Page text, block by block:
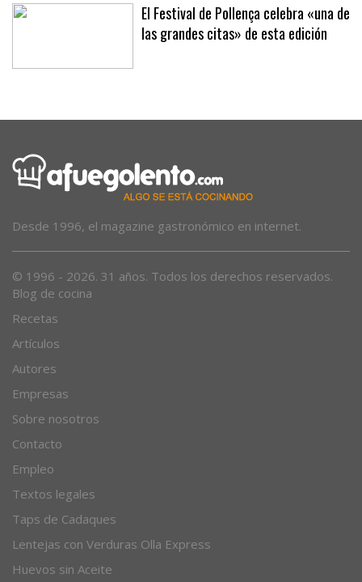
El Festival de Pollença celebra «una de
las grandes citas» de esta edición
Desde 1996, el magazine gastronómico en internet.
© 1996 - 2026. 31 años. Todos los derechos reservados.
Blog de cocina
Recetas
Artículos
Autores
Empresas
Sobre nosotros
Contacto
Empleo
Textos legales
Taps de Cadaques
Lentejas con Verduras Olla Express
Huevos sin Aceite